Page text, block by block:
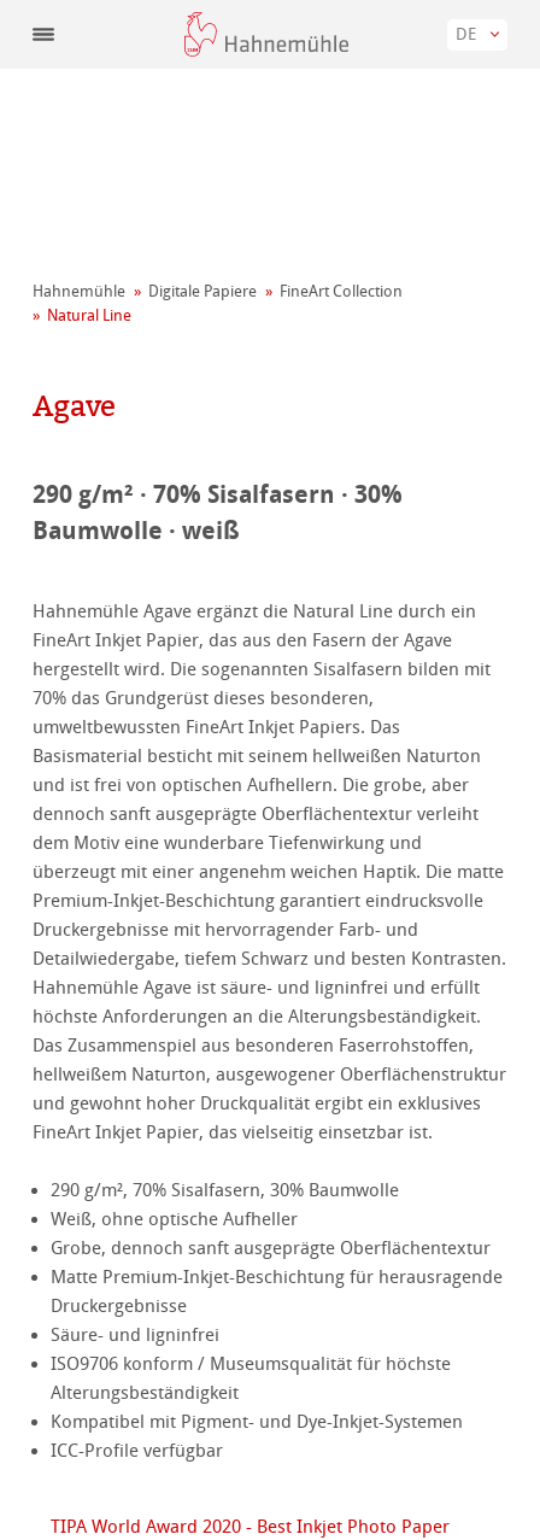
DE
Hahnemühle Digitale Papiere
FineArt Collection
Natural Line
Agave
290 g/m² · 70% Sisalfasern · 30%
Baumwolle · weiß
Hahnemühle Agave ergänzt die Natural Line durch ein
FineArt Inkjet Papier, das aus den Fasern der Agave
hergestellt wird. Die sogenannten Sisalfasern bilden mit
70% das Grundgerüst dieses besonderen,
umweltbewussten FineArt Inkjet Papiers. Das
Basismaterial besticht mit seinem hellweißen Naturton
und ist frei von optischen Aufhellern. Die grobe, aber
dennoch sanft ausgeprägte Oberflächentextur verleiht
dem Motiv eine wunderbare Tiefenwirkung und
überzeugt mit einer angenehm weichen Haptik. Die matte
Premium-Inkjet-Beschichtung garantiert eindrucksvolle
Druckergebnisse mit hervorragender Farb- und
Detailwiedergabe, tiefem Schwarz und besten Kontrasten.
Hahnemühle Agave ist säure- und ligninfrei und erfüllt
höchste Anforderungen an die Alterungsbeständigkeit.
Das Zusammenspiel aus besonderen Faserrohstoffen,
hellweißem Naturton, ausgewogener Oberflächenstruktur
und gewohnt hoher Druckqualität ergibt ein exklusives
FineArt Inkjet Papier, das vielseitig einsetzbar ist.
290 g/m², 70% Sisalfasern, 30% Baumwolle
Weiß, ohne optische Aufheller
Grobe, dennoch sanft ausgeprägte Oberflächentextur
Matte Premium-Inkjet-Beschichtung für herausragende
Druckergebnisse
Säure- und ligninfrei
ISO9706 konform / Museumsqualität für höchste
Alterungsbeständigkeit
Kompatibel mit Pigment- und Dye-Inkjet-Systemen
ICC-Profile verfügbar
TIPA World Award 2020 - Best Inkjet Photo Paper